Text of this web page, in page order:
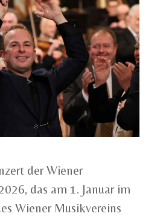
der Wiener
das am 1. Januar im
Wiener Musikvereins